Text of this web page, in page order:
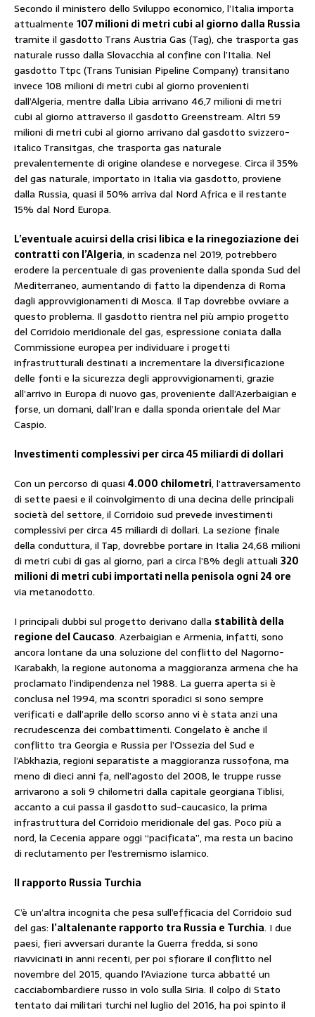
Secondo il ministero dello Sviluppo economico, l’Italia importa
attualmente 107 milioni di metri cubi al giorno dalla Russia
tramite il gasdotto Trans Austria Gas (Tag), che trasporta gas
naturale russo dalla Slovacchia al confine con l’Italia. Nel
gasdotto Ttpc (Trans Tunisian Pipeline Company) transitano
invece 108 milioni di metri cubi al giorno provenienti
dall’Algeria, mentre dalla Libia arrivano 46,7 milioni di metri
cubi al giorno attraverso il gasdotto Greenstream. Altri 59
milioni di metri cubi al giorno arrivano dal gasdotto svizzero-
italico Transitgas, che trasporta gas naturale
prevalentemente di origine olandese e norvegese. Circa il 35%
del gas naturale, importato in Italia via gasdotto, proviene
dalla Russia, quasi il 50% arriva dal Nord Africa e il restante
15% dal Nord Europa.
L’eventuale acuirsi della crisi libica e la rinegoziazione dei
contratti con l’Algeria, in scadenza nel 2019, potrebbero
erodere la percentuale di gas proveniente dalla sponda Sud del
Mediterraneo, aumentando di fatto la dipendenza di Roma
dagli approvvigionamenti di Mosca. Il Tap dovrebbe ovviare a
questo problema. Il gasdotto rientra nel più ampio progetto
del Corridoio meridionale del gas, espressione coniata dalla
Commissione europea per individuare i progetti
infrastrutturali destinati a incrementare la diversificazione
delle fonti e la sicurezza degli approvvigionamenti, grazie
all’arrivo in Europa di nuovo gas, proveniente dall’Azerbaigian e
forse, un domani, dall’Iran e dalla sponda orientale del Mar
Caspio.
Investimenti complessivi per circa 45 miliardi di dollari
Con un percorso di quasi 4.000 chilometri, l’attraversamento
di sette paesi e il coinvolgimento di una decina delle principali
società del settore, il Corridoio sud prevede investimenti
complessivi per circa 45 miliardi di dollari. La sezione finale
della conduttura, il Tap, dovrebbe portare in Italia 24,68 milioni
di metri cubi di gas al giorno, pari a circa l’8% degli attuali 320
milioni di metri cubi importati nella penisola ogni 24 ore
via metanodotto.
I principali dubbi sul progetto derivano dalla stabilità della
regione del Caucaso. Azerbaigian e Armenia, infatti, sono
ancora lontane da una soluzione del conflitto del Nagorno-
Karabakh, la regione autonoma a maggioranza armena che ha
proclamato l’indipendenza nel 1988. La guerra aperta si è
conclusa nel 1994, ma scontri sporadici si sono sempre
verificati e dall’aprile dello scorso anno vi è stata anzi una
recrudescenza dei combattimenti. Congelato è anche il
conflitto tra Georgia e Russia per l’Ossezia del Sud e
l’Abkhazia, regioni separatiste a maggioranza russofona, ma
meno di dieci anni fa, nell’agosto del 2008, le truppe russe
arrivarono a soli 9 chilometri dalla capitale georgiana Tiblisi,
accanto a cui passa il gasdotto sud-caucasico, la prima
infrastruttura del Corridoio meridionale del gas. Poco più a
nord, la Cecenia appare oggi “pacificata”, ma resta un bacino
di reclutamento per l’estremismo islamico.
Il rapporto Russia Turchia
C’è un’altra incognita che pesa sull’efficacia del Corridoio sud
del gas: l’altalenante rapporto tra Russia e Turchia. I due
paesi, fieri avversari durante la Guerra fredda, si sono
riavvicinati in anni recenti, per poi sfiorare il conflitto nel
novembre del 2015, quando l’Aviazione turca abbatté un
cacciabombardiere russo in volo sulla Siria. Il colpo di Stato
tentato dai militari turchi nel luglio del 2016, ha poi spinto il